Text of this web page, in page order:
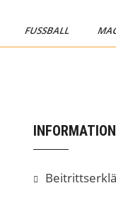
FUSSBALL